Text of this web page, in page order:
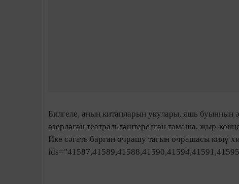
Билгеле, аның китапларын укулары, яшь буынның
әзерләгән театральләштерелгән тамаша, җыр-
Ике сәгать барган очрашу тагын очрашасы